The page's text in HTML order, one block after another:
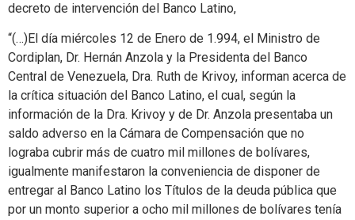
decreto de intervención del Banco Latino,
“(…)El día miércoles 12 de Enero de 1.994, el Ministro de
Cordiplan, Dr. Hernán Anzola y la Presidenta del Banco
Central de Venezuela, Dra. Ruth de Krivoy, informan acerca de
la crítica situación del Banco Latino, el cual, según la
información de la Dra. Krivoy y de Dr. Anzola presentaba un
saldo adverso en la Cámara de Compensación que no
lograba cubrir más de cuatro mil millones de bolívares,
igualmente manifestaron la conveniencia de disponer de
entregar al Banco Latino los Títulos de la deuda pública que
por un monto superior a ocho mil millones de bolívares tenía